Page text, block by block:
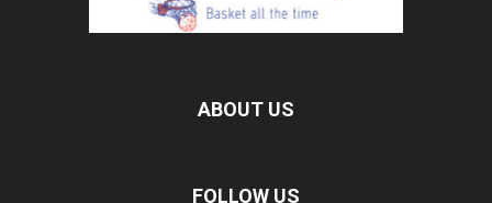
ABOUT US
FOLLOW US